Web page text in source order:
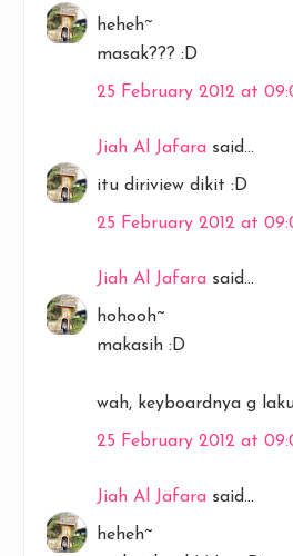
heheh~
masak??? :D
25 February 2012 at
Jiah Al Jafara said...
itu diriview dikit :D
25 February 2012 at
Jiah Al Jafara said...
hohooh~
makasih :D
wah, keyboardnya g
25 February 2012 at
Jiah Al Jafara said...
heheh~